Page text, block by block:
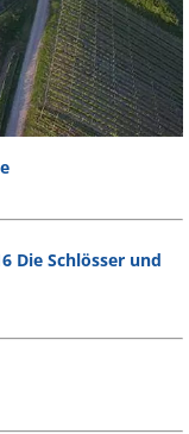
Die Schlösser und